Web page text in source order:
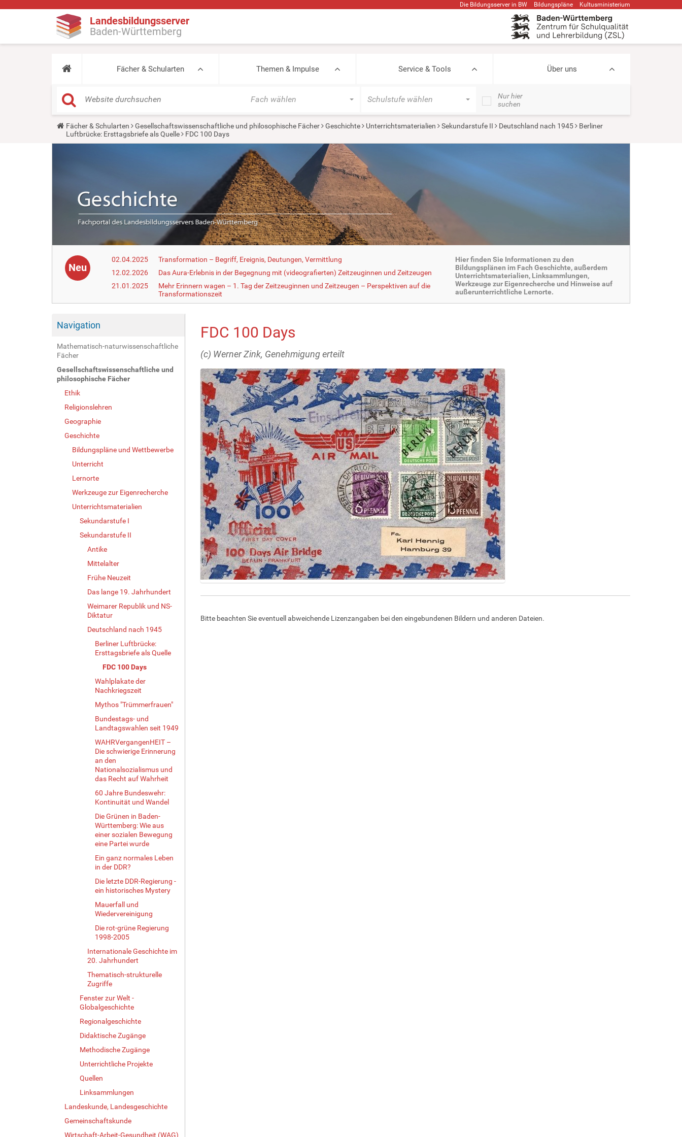
Die Bildungsserver in BW Bildungspläne Kultusministerium
Landesbildungsserver
Baden-Württemberg
Fächer & Schularten Themen & Impulse Service & Tools Über uns
Fach wählen Schulstufe wählen
Nur hier
suchen
Y
u
Fächer & Schularten Gesellschaftswissenschaftliche und philosophische Fächer Geschichte Unterrichtsmaterialien Sekundarstufe II Deutschland nach 1945
Berliner
Luftbrücke: Ersttagsbriefe als Quelle
FDC 100 Days
Neu
02.04.2025
Transformation – Begriff, Ereignis, Deutungen, Vermittlung
12.02.2026
Das Aura-Erlebnis in der Begegnung mit (videografierten) Zeitzeuginnen und Zeitzeugen
21.01.2025
Mehr Erinnern wagen – 1. Tag der Zeitzeuginnen und Zeitzeugen – Perspektiven auf die
Transformationszeit
Hier finden Sie Informationen zu den
Bildungsplänen im Fach Geschichte, außerdem
Unterrichtsmaterialien, Linksammlungen,
Werkzeuge zur Eigenrecherche und Hinweise auf
außerunterrichtliche Lernorte.
Navigation
Mathematisch-naturwissenschaftliche
Fächer
Gesellschaftswissenschaftliche und
philosophische Fächer
Ethik
Religionslehren
Geographie
Geschichte
Bildungspläne und Wettbewerbe
Unterricht
Lernorte
Werkzeuge zur Eigenrecherche
Unterrichtsmaterialien
Sekundarstufe I
Sekundarstufe II
Antike
Mittelalter
Frühe Neuzeit
Das lange 19. Jahrhundert
Weimarer Republik und NS-
Diktatur
Deutschland nach 1945
Berliner Luftbrücke:
Ersttagsbriefe als Quelle
FDC 100 Days
Wahlplakate der
Nachkriegszeit
Mythos "Trümmerfrauen"
Bundestags- und
Landtagswahlen seit 1949
WAHRVergangenHEIT –
Die schwierige Erinnerung
an den
Nationalsozialismus und
das Recht auf Wahrheit
60 Jahre Bundeswehr:
Kontinuität und Wandel
Die Grünen in Baden-
Württemberg: Wie aus
einer sozialen Bewegung
eine Partei wurde
Ein ganz normales Leben
in der DDR?
Die letzte DDR-Regierung -
ein historisches Mystery
Mauerfall und
Wiedervereinigung
Die rot-grüne Regierung
1998-2005
Internationale Geschichte im
20. Jahrhundert
Thematisch-strukturelle
Zugriffe
Fenster zur Welt -
Globalgeschichte
Regionalgeschichte
Didaktische Zugänge
Methodische Zugänge
Unterrichtliche Projekte
Quellen
Linksammlungen
Landeskunde, Landesgeschichte
Gemeinschaftskunde
Wirtschaft-Arbeit-Gesundheit (WAG)
FDC 100 Days
(c) Werner Zink, Genehmigung erteilt
e
g
Bitte beachten Sie eventuell abweichende Lizenzangaben bei den eingebundenen Bildern und anderen Dateien.